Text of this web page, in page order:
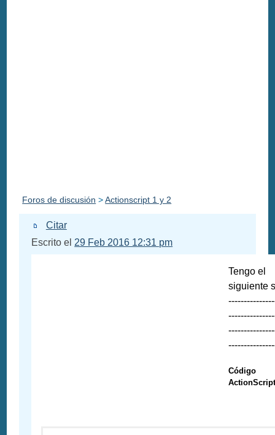
Foros de discusión >Actionscript 1 y 2
Citar
Escrito el 29 Feb 2016 12:31 pm
Tengo el
siguiente
Código